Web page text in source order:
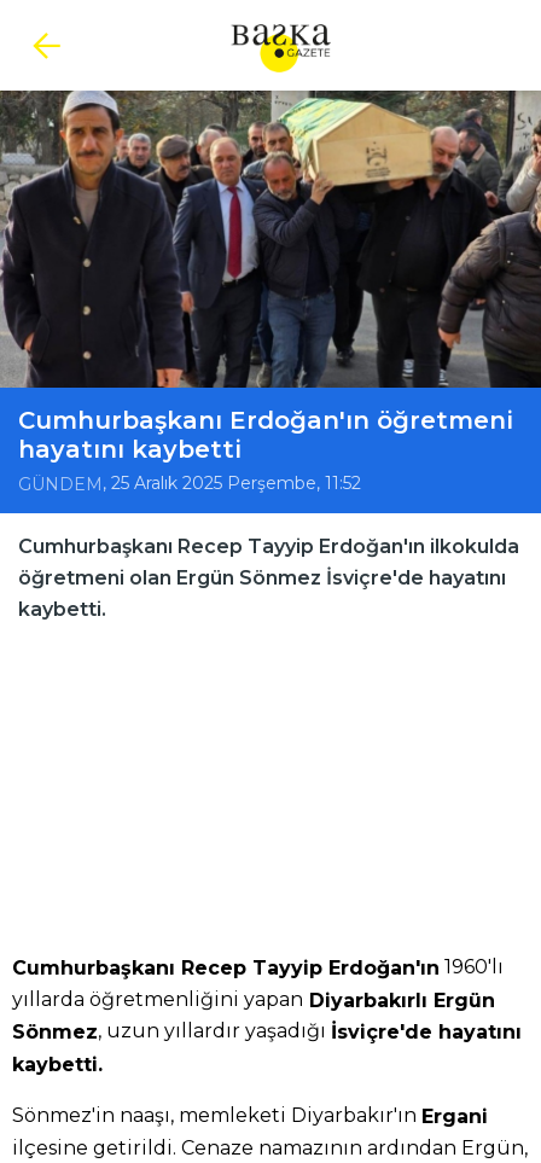
Cumhurbaşkanı Erdoğan'ın öğretmeni
hayatını kaybetti
GÜNDEM, 25 Aralık 2025 Perşembe, 11:52
Cumhurbaşkanı Recep Tayyip Erdoğan'ın ilkokulda
öğretmeni olan Ergün Sönmez İsviçre'de hayatını
kaybetti.
Cumhurbaşkanı Recep Tayyip Erdoğan'ın 1960'lı
yıllarda öğretmenliğini yapan Diyarbakırlı Ergün
Sönmez, uzun yıllardır yaşadığı İsviçre'de hayatını
kaybetti.
Sönmez'in naaşı, memleketi Diyarbakır'ın Ergani
ilçesine getirildi. Cenaze namazının ardından Ergün,